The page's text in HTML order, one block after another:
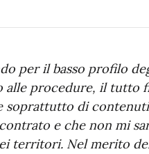
per il basso profilo
procedure, il tutto
soprattutto di
e che non mi
territori. Nel merito